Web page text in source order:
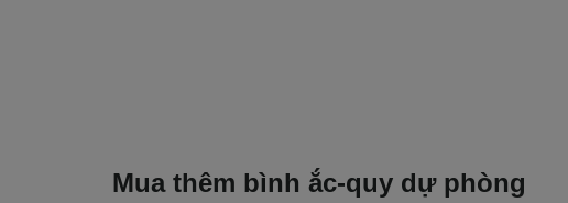
Mua thêm bình ắc-quy dự phòng